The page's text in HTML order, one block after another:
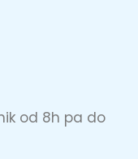
od 8h pa do